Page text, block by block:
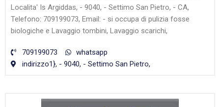
Localita' Is Argiddas, - 9040, - Settimo San Pietro, - CA,
Telefono: 709199073, Email: - si occupa di pulizia fosse
biologiche e Lavaggio tombini, Lavaggio scarichi,
709199073
whatsapp
indirizzo1}, - 9040, - Settimo San Pietro,